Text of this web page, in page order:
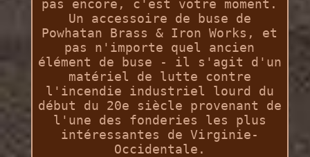
pas encore, c'est votre moment.
Un accessoire de buse de
Powhatan Brass & Iron Works, et
pas n'importe quel ancien
élément de buse - il s'agit d'un
matériel de lutte contre
l'incendie industriel lourd du
début du 20e siècle provenant de
l'une des fonderies les plus
intéressantes de Virginie-
Occidentale.